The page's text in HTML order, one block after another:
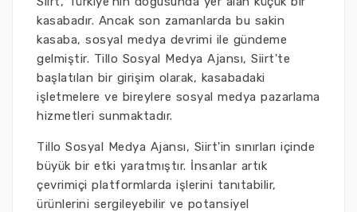
kasabadır. Ancak son zamanlarda bu sakin
kasaba, sosyal medya devrimi ile gündeme
gelmiştir. Tillo Sosyal Medya Ajansı, Siirt'te
başlatılan bir girişim olarak, kasabadaki
işletmelere ve bireylere sosyal medya pazarlama
hizmetleri sunmaktadır.
Tillo Sosyal Medya Ajansı, Siirt'in sınırları içinde
büyük bir etki yaratmıştır. İnsanlar artık
çevrimiçi platformlarda işlerini tanıtabilir,
ürünlerini sergileyebilir ve potansiyel